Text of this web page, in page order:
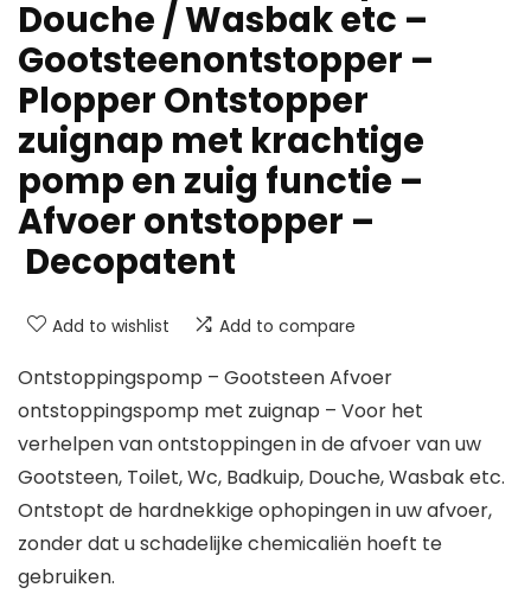
Douche / Wasbak etc –
Gootsteenontstopper –
Plopper Ontstopper
zuignap met krachtige
pomp en zuig functie –
Afvoer ontstopper –
Decopatent
Add to wishlist Add to compare
Ontstoppingspomp – Gootsteen Afvoer
ontstoppingspomp met zuignap – Voor het
verhelpen van ontstoppingen in de afvoer van uw
Gootsteen, Toilet, Wc, Badkuip, Douche, Wasbak etc.
Ontstopt de hardnekkige ophopingen in uw afvoer,
zonder dat u schadelijke chemicaliën hoeft te
gebruiken.